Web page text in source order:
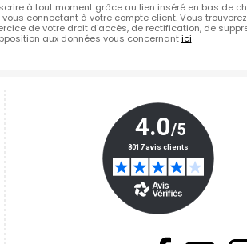
à tout moment grâce au lien inséré en bas de
connectant à votre compte client. Vous
de votre droit d'accès, de rectification, de
aux données vous concernantici